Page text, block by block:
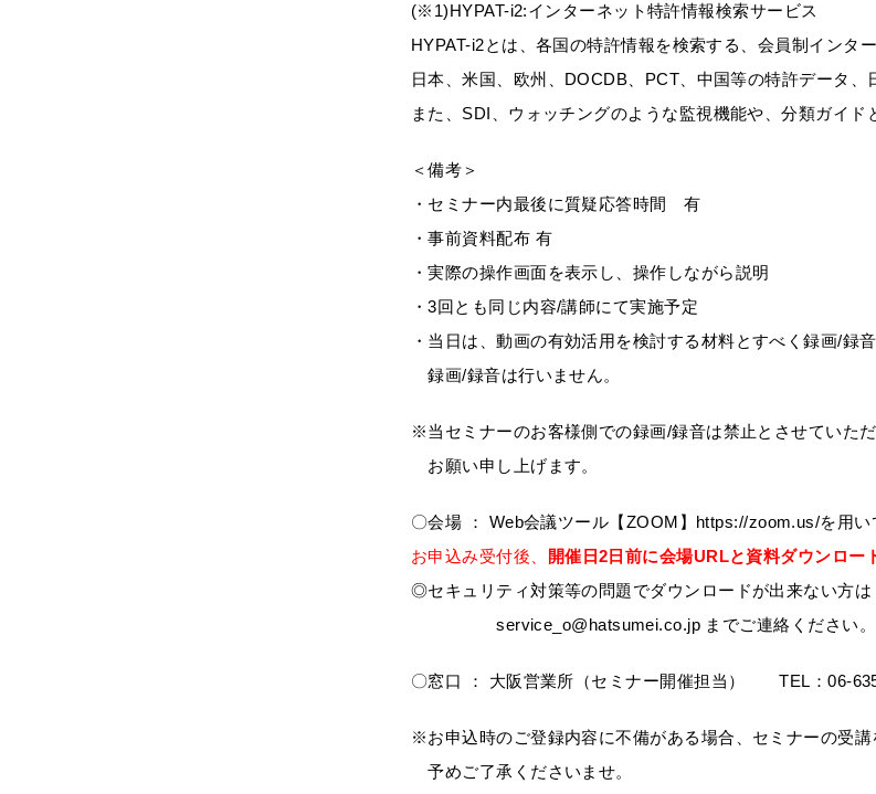
(※1)HYPAT-i2:インターネット特許情報検索サービス
HYPAT-i2とは、各国の特許情報を検索する、会員制インタ
日本、米国、欧州、DOCDB、PCT、中国等の特許データ、
また、SDI、ウォッチングのような監視機能や、分類ガイド
＜備考＞
・セミナー内最後に質疑応答時間 有
・事前資料配布 有
・実際の操作画面を表示し、操作しながら説明
・3回とも同じ内容/講師にて実施予定
・当日は、動画の有効活用を検討する材料とすべく録画/録
録画/録音は行いません。
※当セミナーのお客様側での録画/録音は禁止とさせていた
お願い申し上げます。
〇会場 ： Web会議ツール【ZOOM】https://zoom.us/を用い
お申込み受付後、
開催日2日前に会場URLと資料ダウンロー
◎セキュリティ対策等の問題でダウンロードが出来ない方は
service_o@hatsumei.co.jp までご連絡ください。
〇窓口 ： 大阪営業所（セミナー開催担当） TEL：06-
※お申込時のご登録内容に不備がある場合、セミナーの受講
予めご了承くださいませ。